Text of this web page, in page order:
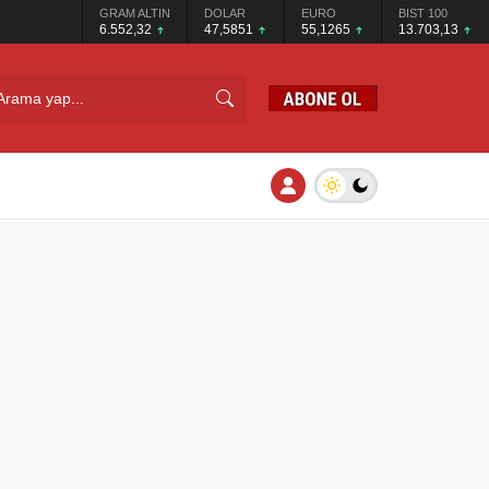
GRAM ALTIN
6.552,32
DOLAR
47,5851
EURO
55,1265
BIST 100
13.703,13